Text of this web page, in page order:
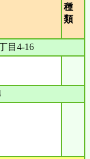
種
類
目4-16